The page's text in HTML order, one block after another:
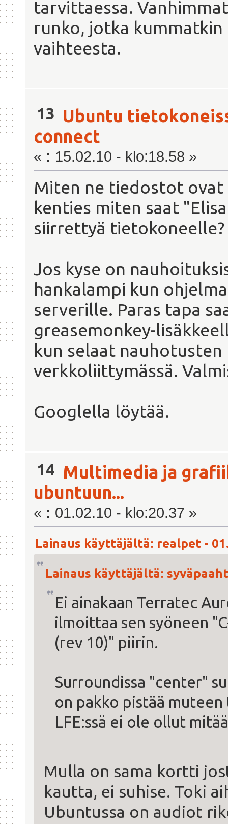
}
*/
}
tarvittaessa.
runko, jotka
vaihteesta.
13 Ubuntu
connect
« : 15.02.10 - klo:18.58 »
Miten ne tiedostot ovat
kenties miten saat
siirrettyä tietokoneelle?
Jos kyse on
hankalampi kun
serverille. Paras tapa
greasemonkey-
kun selaat nauhotusten
verkkoliittymässä.
Googlella löytää.
14 Multimedia ja
ubuntuun...
« : 01.02.10 - klo:20.37 »
Lainaus käyttäjältä: realpet -
Lainaus käyttäjältä:
Ei ainakaan Terratec
ilmoittaa sen syöneen
(rev 10)" piirin.
Surroundissa "center"
on pakko pistää
LFE:ssä ei ole ollut
Mulla on sama kortti
kautta, ei suhise. Toki
Ubuntussa on audiot